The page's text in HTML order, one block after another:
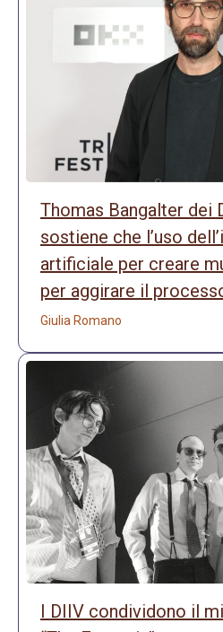
Thomas Bangalter dei
sostiene che l’uso
artificiale per creare
per aggirare il
Giulia Romano
I DIIV condividono il